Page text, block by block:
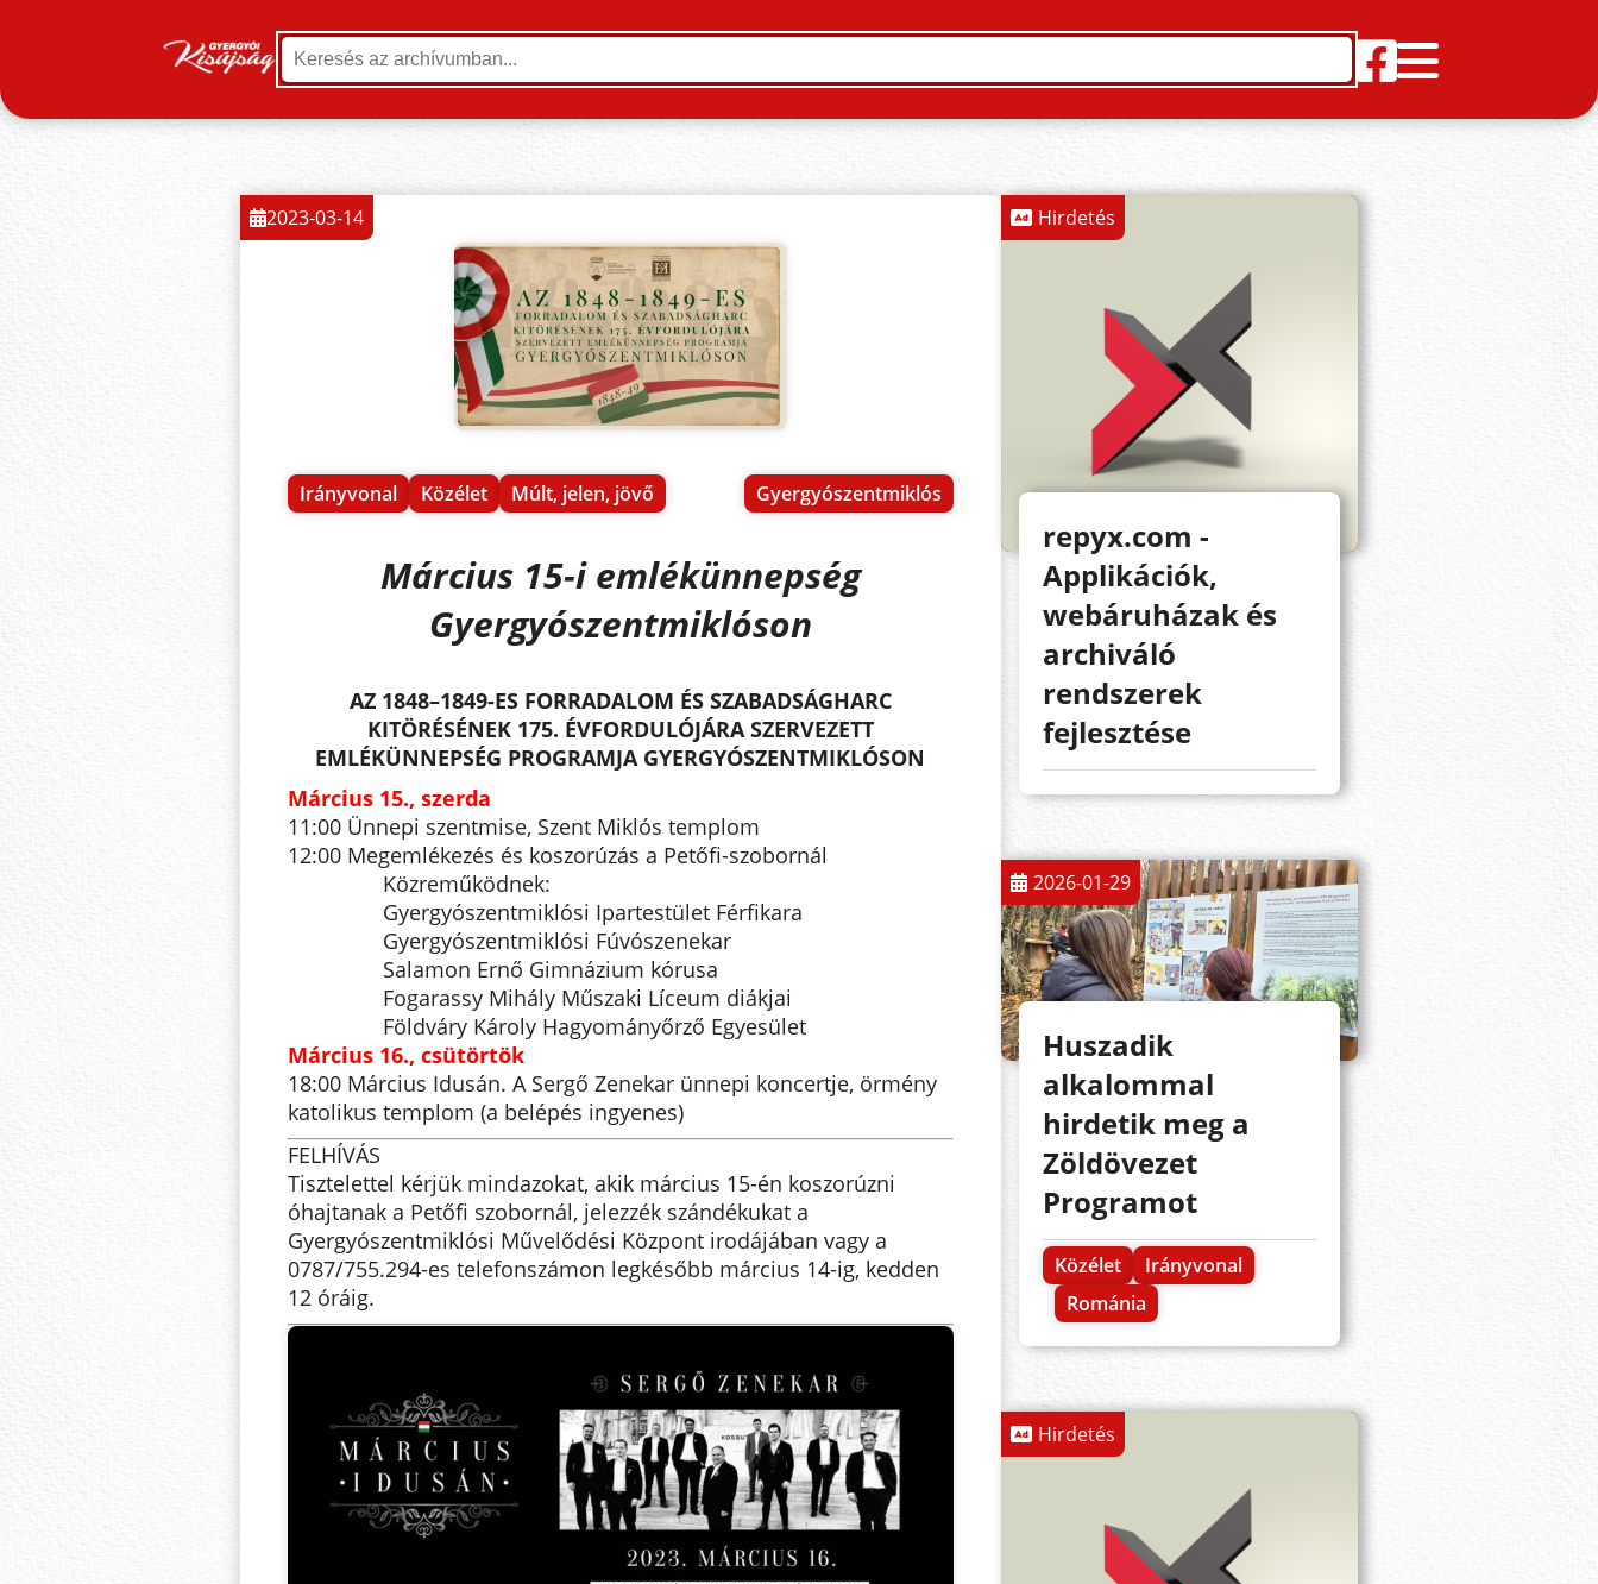
Irányvonal Közélet Múlt, jelen, jövő Gyergyószentmiklós
2023-03-14
Március 15-i emlékünnepség
Gyergyószentmiklóson
AZ 1848–1849-ES FORRADALOM ÉS SZABADSÁGHARC
KITÖRÉSÉNEK 175. ÉVFORDULÓJÁRA SZERVEZETT
EMLÉKÜNNEPSÉG PROGRAMJA GYERGYÓSZENTMIKLÓSON
Március 15., szerda
11:00 Ünnepi szentmise, Szent Miklós templom
12:00 Megemlékezés és koszorúzás a Petőfi-szobornál
Közreműködnek:
Gyergyószentmiklósi Ipartestület Férfikara
Gyergyószentmiklósi Fúvószenekar
Salamon Ernő Gimnázium kórusa
Fogarassy Mihály Műszaki Líceum diákjai
Földváry Károly Hagyományőrző Egyesület
Március 16., csütörtök
18:00 Március Idusán. A Sergő Zenekar ünnepi koncertje, örmény
katolikus templom (a belépés ingyenes)
FELHÍVÁS
Tisztelettel kérjük mindazokat, akik március 15-én koszorúzni
óhajtanak a Petőfi szobornál, jelezzék szándékukat a
Gyergyószentmiklósi Művelődési Központ irodájában vagy a
0787/755.294-es telefonszámon legkésőbb március 14-ig, kedden
12 óráig.
Hirdetés
repyx.com -
Applikációk,
webáruházak és
archiváló
rendszerek
fejlesztése
2026-01-29
Huszadik
alkalommal
hirdetik meg a
Zöldövezet
Programot
Közélet
Irányvonal
Románia
Hirdetés